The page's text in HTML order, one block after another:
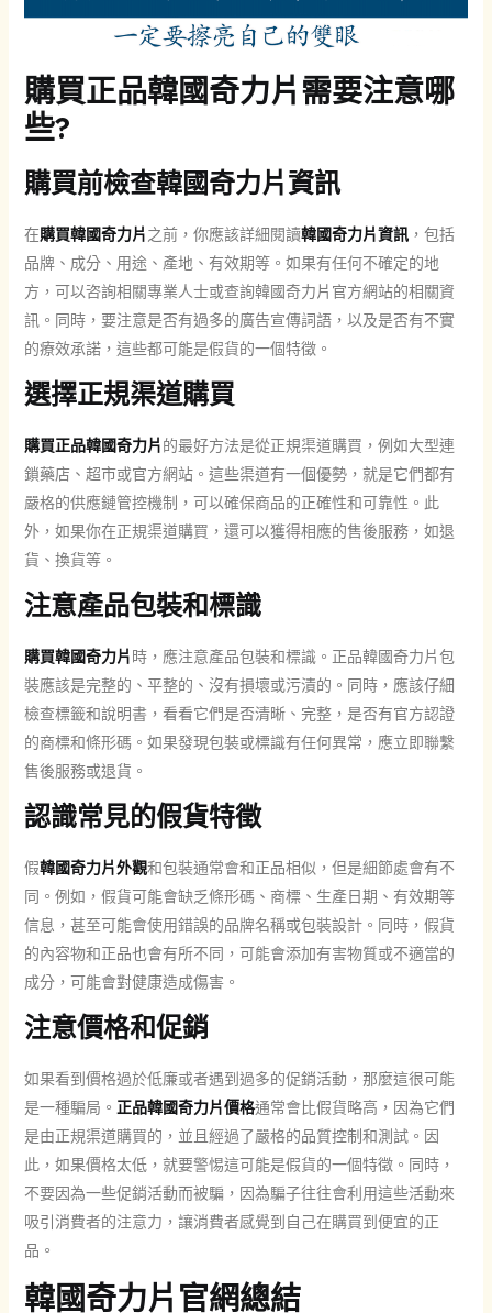
購買正品韓國奇力片需要注意哪
些?
購買前檢查韓國奇力片資訊
在購買韓國奇力片之前，你應該詳細閱讀韓國奇力片資訊，包括
品牌、成分、用途、產地、有效期等。如果有任何不確定的地
方，可以咨詢相關專業人士或查詢韓國奇力片官方網站的相關資
訊。同時，要注意是否有過多的廣告宣傳詞語，以及是否有不實
的療效承諾，這些都可能是假貨的一個特徵。
選擇正規渠道購買
購買正品韓國奇力片的最好方法是從正規渠道購買，例如大型連
鎖藥店、超市或官方網站。這些渠道有一個優勢，就是它們都有
嚴格的供應鏈管控機制，可以確保商品的正確性和可靠性。此
外，如果你在正規渠道購買，還可以獲得相應的售後服務，如退
貨、換貨等。
注意產品包裝和標識
購買韓國奇力片時，應注意產品包裝和標識。正品韓國奇力片包
裝應該是完整的、平整的、沒有損壞或污漬的。同時，應該仔細
檢查標籤和說明書，看看它們是否清晰、完整，是否有官方認證
的商標和條形碼。如果發現包裝或標識有任何異常，應立即聯繫
售後服務或退貨。
認識常見的假貨特徵
假韓國奇力片外觀和包裝通常會和正品相似，但是細節處會有不
同。例如，假貨可能會缺乏條形碼、商標、生產日期、有效期等
信息，甚至可能會使用錯誤的品牌名稱或包裝設計。同時，假貨
的內容物和正品也會有所不同，可能會添加有害物質或不適當的
成分，可能會對健康造成傷害。
注意價格和促銷
如果看到價格過於低廉或者遇到過多的促銷活動，那麼這很可能
是一種騙局。 正品韓國奇力片價格通常會比假貨略高，因為它們
是由正規渠道購買的，並且經過了嚴格的品質控制和測試。因
此，如果價格太低，就要警惕這可能是假貨的一個特徵。同時，
不要因為一些促銷活動而被騙，因為騙子往往會利用這些活動來
吸引消費者的注意力，讓消費者感覺到自己在購買到便宜的正
品。
韓國奇力片官網總結